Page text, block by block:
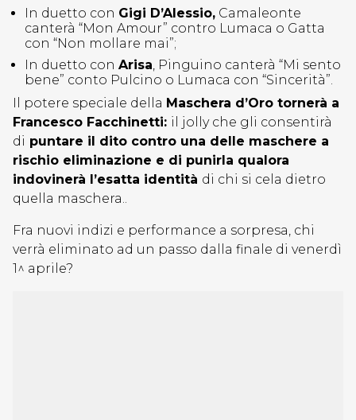
In duetto con Gigi D’Alessio, Camaleonte
canterà “Mon Amour” contro Lumaca o Gatta
con “Non mollare mai”;
In duetto con Arisa, Pinguino canterà “Mi sento
bene” conto Pulcino o Lumaca con “Sincerità”.
Il potere speciale della Maschera d’Oro tornerà a
Francesco Facchinetti: il jolly che gli consentirà
di puntare il dito contro una delle maschere a
rischio eliminazione e di punirla qualora
indovinerà l’esatta identità di chi si cela dietro
quella maschera..
Fra nuovi indizi e performance a sorpresa, chi
verrà eliminato ad un passo dalla finale di venerdì
1^ aprile?